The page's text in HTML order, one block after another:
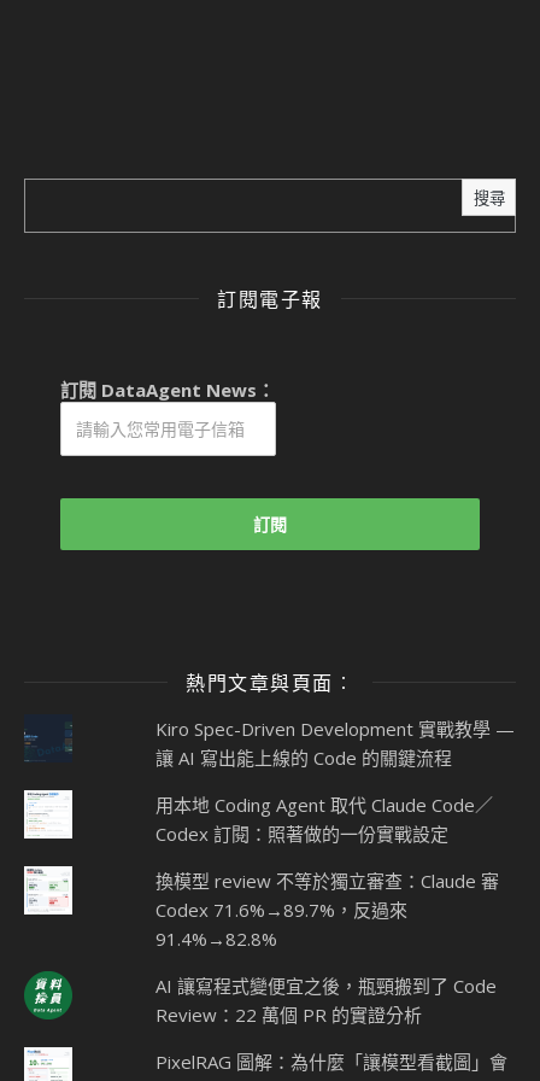
搜尋
訂閱電子報
訂閱 DataAgent News：
熱門文章與頁面︰
Kiro Spec-Driven Development 實戰教學 —
讓 AI 寫出能上線的 Code 的關鍵流程
用本地 Coding Agent 取代 Claude Code／
Codex 訂閱：照著做的一份實戰設定
換模型 review 不等於獨立審查：Claude 審
Codex 71.6%→89.7%，反過來
91.4%→82.8%
AI 讓寫程式變便宜之後，瓶頸搬到了 Code
Review：22 萬個 PR 的實證分析
PixelRAG 圖解：為什麼「讓模型看截圖」會